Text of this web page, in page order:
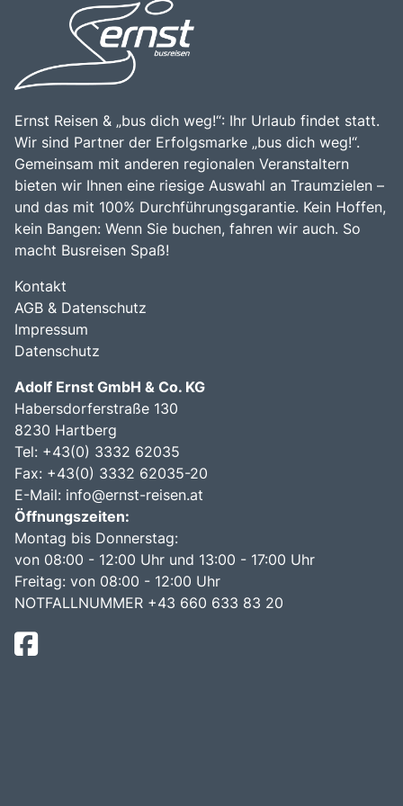
entspannen. Die Kombination aus beeindruckenden
Landschaften, reicher Geschichte und herzlicher
Gastfreundschaft macht Dalmatien zu einem
unverzichtbaren Ziel für Reisende.
leicht von anderen Städten in Kroatien und den
umliegenden Ländern zu erreichen ist. Die Kombination
aus der beeindruckenden Natur, den vielfältigen
Freizeitmöglichkeiten und der Möglichkeit, die Kultur und
Geschichte der Region zu erleben, macht Dalmatien zu
Schönheit und Vielfalt dieser einzigartigen Region
entdecken möchten.
Ernst Reisen & „bus dich weg!“: Ihr Urlaub findet statt.
Wir sind Partner der Erfolgsmarke „bus dich weg!“.
Gemeinsam mit anderen regionalen Veranstaltern
bieten wir Ihnen eine riesige Auswahl an Traumzielen –
und das mit 100% Durchführungsgarantie. Kein Hoffen,
kein Bangen: Wenn Sie buchen, fahren wir auch. So
macht Busreisen Spaß!
Kontakt
AGB & Datenschutz
Impressum
Datenschutz
Adolf Ernst GmbH & Co. KG
Habersdorferstraße 130
8230 Hartberg
Tel: +43(0) 3332 62035
Fax: +43(0) 3332 62035-20
E-Mail: info@ernst-reisen.at
Öffnungszeiten:
Montag bis Donnerstag:
von 08:00 - 12:00 Uhr und 13:00 - 17:00 Uhr
Freitag: von 08:00 - 12:00 Uhr
NOTFALLNUMMER +43 660 633 83 20